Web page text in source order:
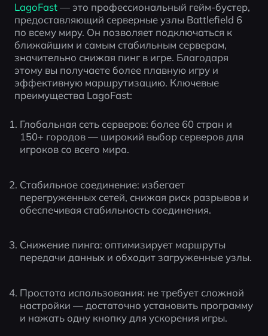
LagoFast — это профессиональный гейм-бустер,
предоставляющий серверные узлы Battlefield 6
по всему миру. Он позволяет подключаться к
ближайшим и самым стабильным серверам,
значительно снижая пинг в игре. Благодаря
этому вы получаете более плавную игру и
эффективную маршрутизацию. Ключевые
преимущества LagoFast:
Глобальная сеть серверов: более 60 стран и
150+ городов — широкий выбор серверов для
игроков со всего мира.
Стабильное соединение: избегает
перегруженных сетей, снижая риск разрывов и
обеспечивая стабильность соединения.
Снижение пинга: оптимизирует маршруты
передачи данных и обходит загруженные узлы.
Простота использования: не требует сложной
настройки — достаточно установить программу
и нажать одну кнопку для ускорения игры.